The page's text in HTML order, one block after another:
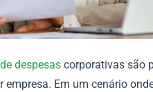
despesas corporativas são
empresa. Em um cenário